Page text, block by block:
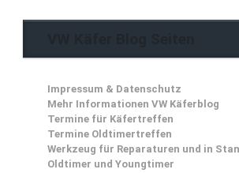
Impressum & Datenschutz
Mehr Informationen VW Käferblog
Termine für Käfertreffen
Termine Oldtimertreffen
Werkzeug für Reparaturen und in
Oldtimer und Youngtimer